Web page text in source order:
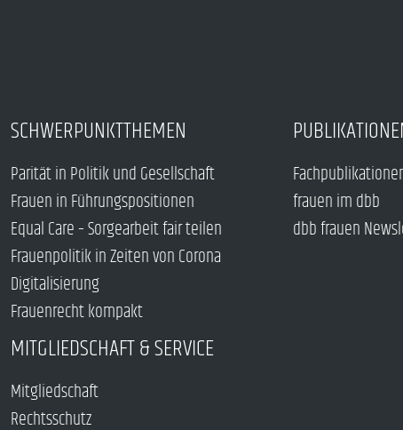
SCHWERPUNKTTHEMEN
Parität in Politik und Gesellschaft
Frauen in Führungspositionen
Equal Care – Sorgearbeit fair teilen
Frauenpolitik in Zeiten von Corona
Digitalisierung
Frauenrecht kompakt
frauen im dbb
dbb frauen
MITGLIEDSCHAFT & SERVICE
Mitgliedschaft
Rechtsschutz